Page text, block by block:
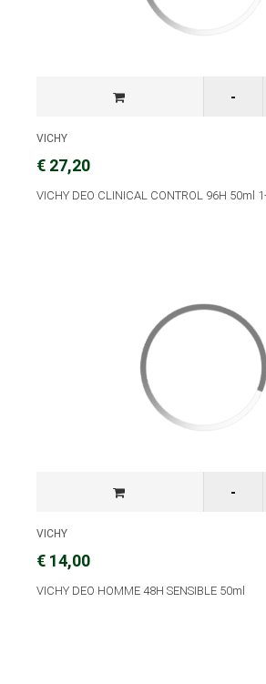
VICHY
€ 27,20
VICHY DEO CLINICAL CONTROL 96H 50ml
VICHY
€ 14,00
VICHY DEO HOMME 48H SENSIBLE 50ml